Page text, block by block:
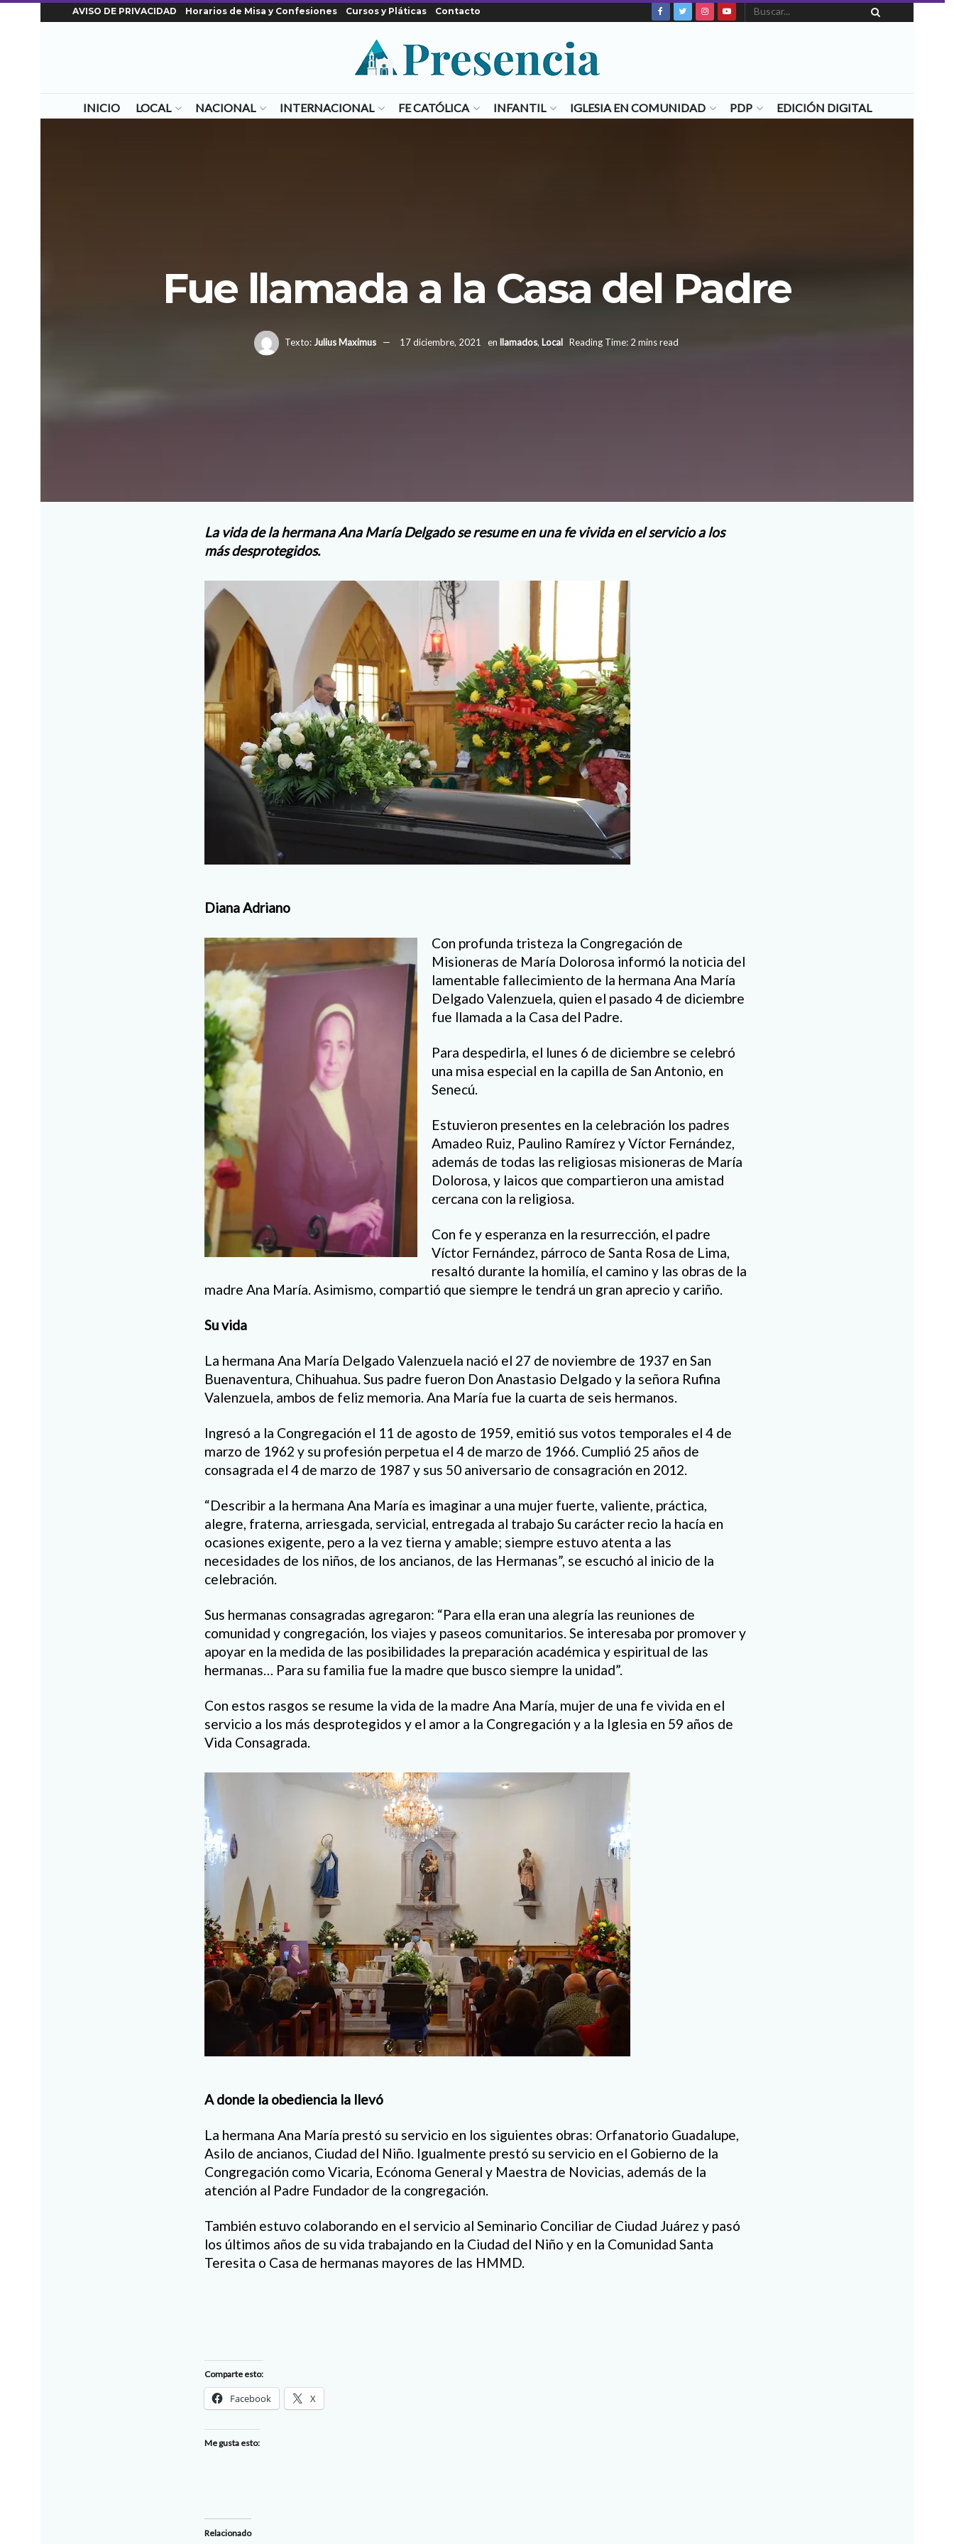
AVISO DE PRIVACIDAD Horarios de Misa y Confesiones Cursos y Pláticas Contacto
INICIO LOCAL NACIONAL INTERNACIONAL FE CATÓLICA INFANTIL IGLESIA EN COMUNIDAD PDP EDICIÓN DIGITAL
Fue llamada a la Casa del Padre
Texto: Julius Maximus 17 diciembre, 2021 en llamados, Local Reading Time: 2 mins read
La vida de la hermana Ana María Delgado se resume en una fe vivida en el servicio a los
más desprotegidos.
Diana Adriano
Con profunda tristeza la Congregación de
Misioneras de María Dolorosa informó la noticia del
lamentable fallecimiento de la hermana Ana María
Delgado Valenzuela, quien el pasado 4 de diciembre
fue llamada a la Casa del Padre.
Para despedirla, el lunes 6 de diciembre se celebró
una misa especial en la capilla de San Antonio, en
Senecú.
Estuvieron presentes en la celebración los padres
Amadeo Ruiz, Paulino Ramírez y Víctor Fernández,
además de todas las religiosas misioneras de María
Dolorosa, y laicos que compartieron una amistad
cercana con la religiosa.
Con fe y esperanza en la resurrección, el padre
Víctor Fernández, párroco de Santa Rosa de Lima,
resaltó durante la homilía, el camino y las obras de la
madre Ana María. Asimismo, compartió que siempre le tendrá un gran aprecio y cariño.
Su vida
La hermana Ana María Delgado Valenzuela nació el 27 de noviembre de 1937 en San
Buenaventura, Chihuahua. Sus padre fueron Don Anastasio Delgado y la señora Rufina
Valenzuela, ambos de feliz memoria. Ana María fue la cuarta de seis hermanos.
Ingresó a la Congregación el 11 de agosto de 1959, emitió sus votos temporales el 4 de
marzo de 1962 y su profesión perpetua el 4 de marzo de 1966. Cumplió 25 años de
consagrada el 4 de marzo de 1987 y sus 50 aniversario de consagración en 2012.
“Describir a la hermana Ana María es imaginar a una mujer fuerte, valiente, práctica,
alegre, fraterna, arriesgada, servicial, entregada al trabajo Su carácter recio la hacía en
ocasiones exigente, pero a la vez tierna y amable; siempre estuvo atenta a las
necesidades de los niños, de los ancianos, de las Hermanas”, se escuchó al inicio de la
celebración.
Sus hermanas consagradas agregaron: “Para ella eran una alegría las reuniones de
comunidad y congregación, los viajes y paseos comunitarios. Se interesaba por promover y
apoyar en la medida de las posibilidades la preparación académica y espiritual de las
hermanas… Para su familia fue la madre que busco siempre la unidad”.
Con estos rasgos se resume la vida de la madre Ana María, mujer de una fe vivida en el
servicio a los más desprotegidos y el amor a la Congregación y a la Iglesia en 59 años de
Vida Consagrada.
A donde la obediencia la llevó
La hermana Ana María prestó su servicio en los siguientes obras: Orfanatorio Guadalupe,
Asilo de ancianos, Ciudad del Niño. Igualmente prestó su servicio en el Gobierno de la
Congregación como Vicaria, Ecónoma General y Maestra de Novicias, además de la
atención al Padre Fundador de la congregación.
También estuvo colaborando en el servicio al Seminario Conciliar de Ciudad Juárez y pasó
los últimos años de su vida trabajando en la Ciudad del Niño y en la Comunidad Santa
Teresita o Casa de hermanas mayores de las HMMD.
Comparte esto:
Facebook X
Me gusta esto:
Relacionado